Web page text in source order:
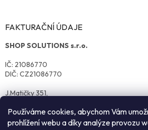
Používáme cookies, abychom Vám
prohlížení webu a díky analýze provozu
FAKTURAČNÍ ÚDAJE
SHOP SOLUTIONS s.r.o.
IČ: 21086770
DIČ: CZ21086770
J.Matičky 351,